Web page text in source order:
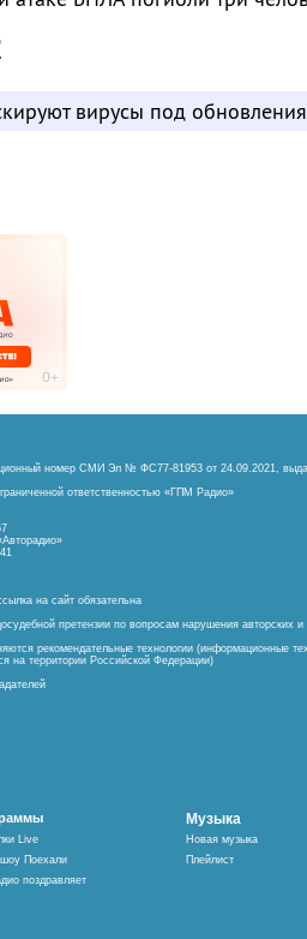
вирусы под
номер СМИ Эл № ФС77-81953 от 24.09.2021,
ответственностью «ГПМ Радио»
на сайт обязательна
претензии по вопросам нарушения авторских
рекомендательные технологии (информационные
на территории Российской Федерации)
Live
Поехали
поздравляет
Музыка
Новая музыка
Плейлист